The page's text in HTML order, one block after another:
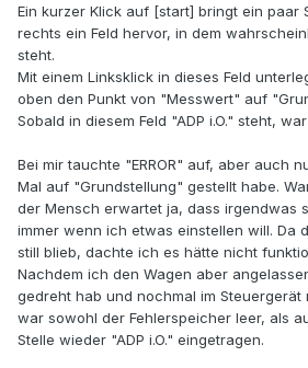
Ein kurzer Klick auf [start] bringt ein paar
rechts ein Feld hervor, in dem
steht.
Mit einem Linksklick in dieses Feld
oben den Punkt von "Messwert" auf
Sobald in diesem Feld "ADP i.O." steht,
Bei mir tauchte "ERROR" auf, aber auch
Mal auf "Grundstellung" gestellt habe.
der Mensch erwartet ja, dass irgendwas
immer wenn ich etwas einstellen will. Da
still blieb, dachte ich es hätte nicht
Nachdem ich den Wagen aber
gedreht hab und nochmal im
war sowohl der Fehlerspeicher leer, als
Stelle wieder "ADP i.O." eingetragen.